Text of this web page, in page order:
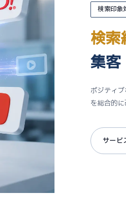
検索印象
検索
集客
ポジティ
を総合的に
サービ